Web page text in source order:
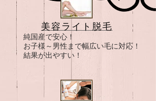
純国産で安心！
お子様～男性まで幅広い毛に対応！
結果が出やすい！
美容ライト脱毛